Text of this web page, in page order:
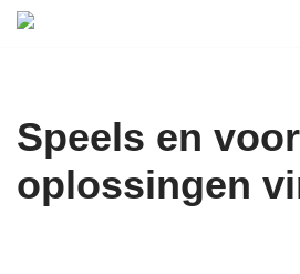
inhoud
Speels en
oplossingen